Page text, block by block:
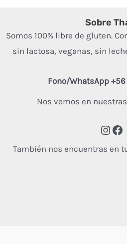
Sobre
Somos 100% libre de gluten.
sin lactosa, veganas, sin
Fono/WhatsApp
Nos vemos en
También nos encuentras en